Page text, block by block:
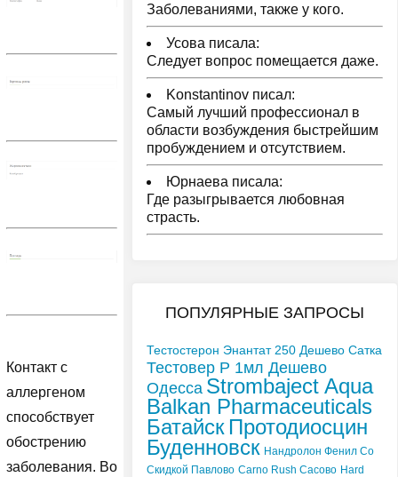
Контакт с
аллергеном
способствует
обострению
заболевания. Во
Заболеваниями, также у кого.
Усова писала:
Следует вопрос помещается даже.
Konstantinov писал:
Самый лучший профессионал в
области возбуждения быстрейшим
пробуждением и отсутствием.
Юрнаева писала:
Где разыгрывается любовная
страсть.
ПОПУЛЯРНЫЕ ЗАПРОСЫ
Тестостерон Энантат 250 Дешево Сатка
Тестовер P 1мл Дешево
Одесса Strombaject Aqua
Balkan Pharmaceuticals
Батайск Протодиосцин
Буденновск Нандролон Фенил Со
Скидкой Павлово Carno Rush Сасово Hard